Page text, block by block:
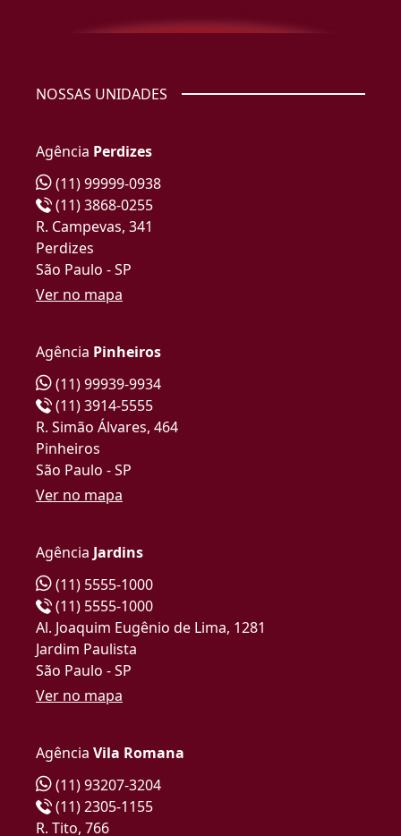
NOSSAS UNIDADES
Agência Perdizes
(11) 99999-0938
(11) 3868-0255
R. Campevas, 341
Perdizes
São Paulo - SP
Ver no mapa
Agência Pinheiros
(11) 99939-9934
(11) 3914-5555
R. Simão Álvares, 464
Pinheiros
São Paulo - SP
Ver no mapa
Agência Jardins
(11) 5555-1000
(11) 5555-1000
Al. Joaquim Eugênio de Lima, 1281
Jardim Paulista
São Paulo - SP
Ver no mapa
Agência Vila Romana
(11) 93207-3204
(11) 2305-1155
R. Tito, 766